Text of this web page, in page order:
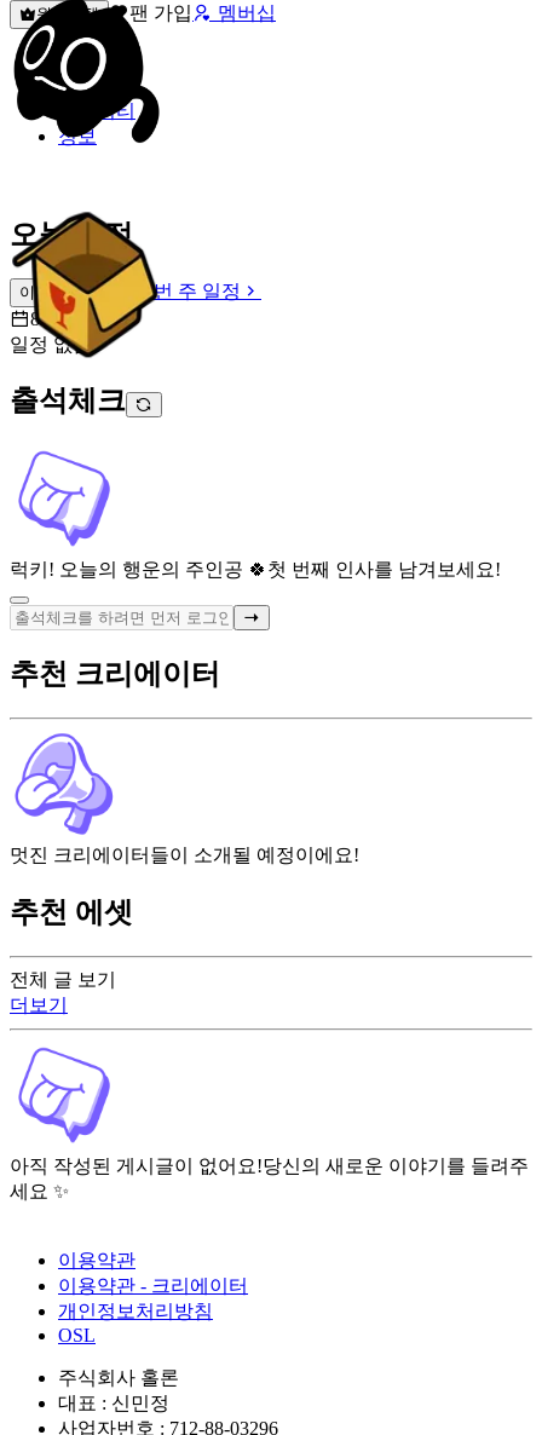
원픽선택 팬 가입 멤버십
밐타운
피드
커뮤니티
정보
오늘 일정
이번 주 일정
이번 주 일정
8월 8일 [토]
일정 없음
출석체크
럭키! 오늘의 행운의 주인공 🍀 첫 번째 인사를 남겨보세요!
전체 글 보기
더보기
아직 작성된 게시글이 없어요!당신의 새로운 이야기를 들려주
세요 ✨
추천 크리에이터
멋진 크리에이터들이 소개될 예정이에요!
추천 에셋
이용약관
이용약관 - 크리에이터
개인정보처리방침
OSL
주식회사 홀론
대표 : 신민정
사업자번호 : 712-88-03296